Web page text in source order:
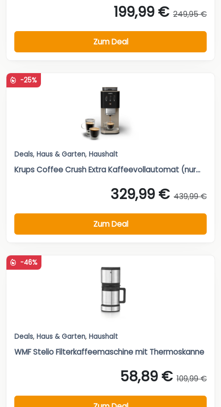
199,99 € 249,95 €
Zum Deal
-25%
Deals, Haus & Garten, Haushalt
Krups Coffee Crush Extra Kaffeevollautomat (nur...
329,99 € 439,99 €
Zum Deal
-46%
Deals, Haus & Garten, Haushalt
WMF Stelio Filterkaffeemaschine mit Thermoskanne
58,89 € 109,99 €